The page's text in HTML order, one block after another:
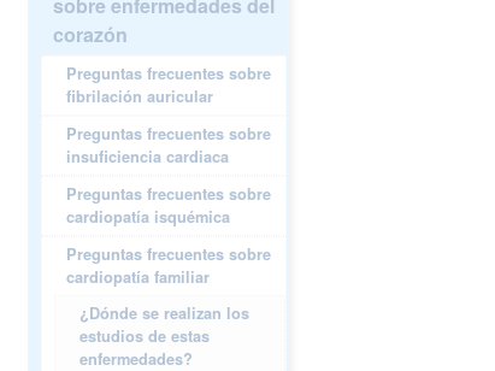
sobre enfermedades del
corazón
Preguntas frecuentes sobre
fibrilación auricular
Preguntas frecuentes sobre
insuficiencia cardiaca
Preguntas frecuentes sobre
cardiopatía isquémica
Preguntas frecuentes sobre
cardiopatía familiar
¿Dónde se realizan los
estudios de estas
enfermedades?